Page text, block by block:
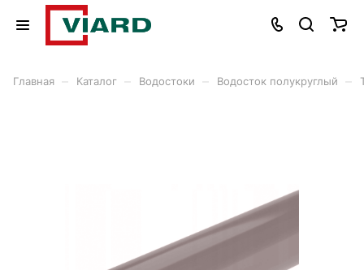
Главная Каталог Водостоки Водосток полукруглый